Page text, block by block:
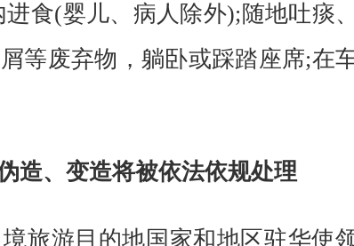
食(婴儿、病人除外);随地吐痰
等废弃物，躺卧或踩踏座席;在
、变造将被依法依规处理
游目的地国家和地区驻华使